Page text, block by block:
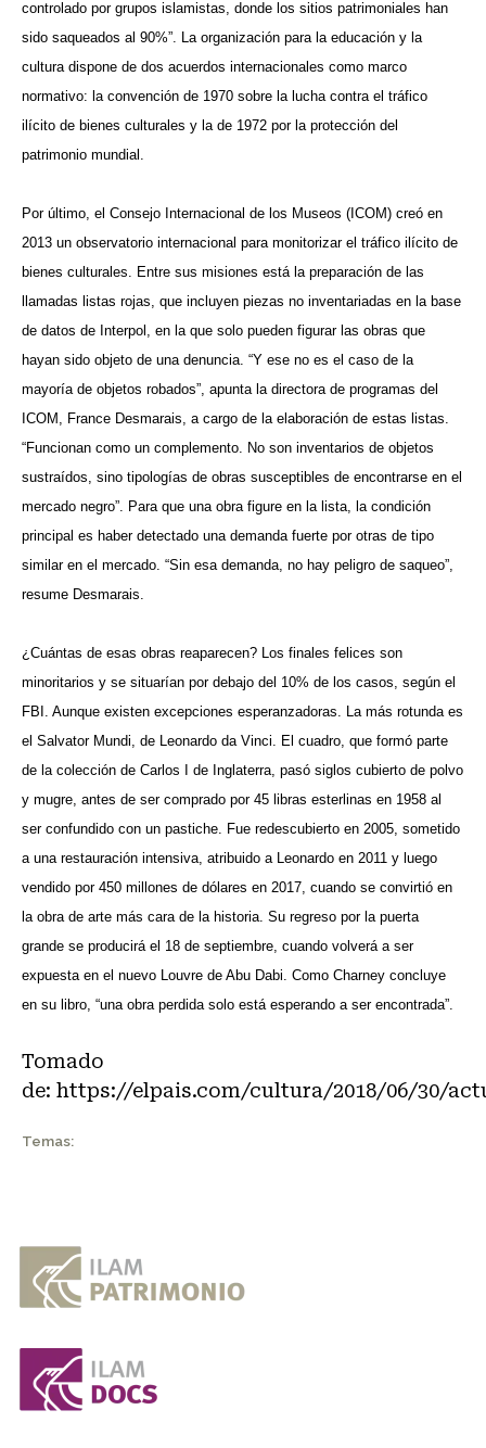
controlado por grupos islamistas, donde los sitios patrimoniales han
sido saqueados al 90%”. La organización para la educación y la
cultura dispone de dos acuerdos internacionales como marco
normativo: la convención de 1970 sobre la lucha contra el tráfico
ilícito de bienes culturales y la de 1972 por la protección del
patrimonio mundial.
Por último, el Consejo Internacional de los Museos (ICOM) creó en
2013 un observatorio internacional para monitorizar el tráfico ilícito de
bienes culturales. Entre sus misiones está la preparación de las
llamadas listas rojas, que incluyen piezas no inventariadas en la base
de datos de Interpol, en la que solo pueden figurar las obras que
hayan sido objeto de una denuncia. “Y ese no es el caso de la
mayoría de objetos robados”, apunta la directora de programas del
ICOM, France Desmarais, a cargo de la elaboración de estas listas.
“Funcionan como un complemento. No son inventarios de objetos
sustraídos, sino tipologías de obras susceptibles de encontrarse en el
mercado negro”. Para que una obra figure en la lista, la condición
principal es haber detectado una demanda fuerte por otras de tipo
similar en el mercado. “Sin esa demanda, no hay peligro de saqueo”,
resume Desmarais.
¿Cuántas de esas obras reaparecen? Los finales felices son
minoritarios y se situarían por debajo del 10% de los casos, según el
FBI. Aunque existen excepciones esperanzadoras. La más rotunda es
el Salvator Mundi, de Leonardo da Vinci. El cuadro, que formó parte
de la colección de Carlos I de Inglaterra, pasó siglos cubierto de polvo
y mugre, antes de ser comprado por 45 libras esterlinas en 1958 al
ser confundido con un pastiche. Fue redescubierto en 2005, sometido
a una restauración intensiva, atribuido a Leonardo en 2011 y luego
vendido por 450 millones de dólares en 2017, cuando se convirtió en
la obra de arte más cara de la historia. Su regreso por la puerta
grande se producirá el 18 de septiembre, cuando volverá a ser
expuesta en el nuevo Louvre de Abu Dabi. Como Charney concluye
en su libro, “una obra perdida solo está esperando a ser encontrada”.
Tomado
de: https://elpais.com/cultura/2018/06/30/
Temas: